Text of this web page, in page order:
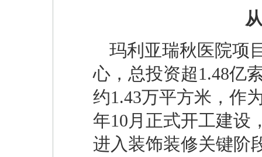
玛利亚瑞秋医院项
心，总投资超1.48亿
约1.43万平方米，作
年10月正式开工建设
进入装饰装修关键阶